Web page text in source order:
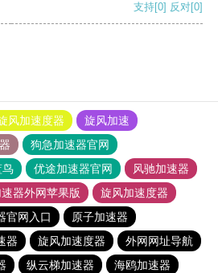
支持[0] 反对[0]
风加速度器
旋风加速
狗急加速器官网
鸟 优途加速器官网
风驰加速器
器外网苹果版
旋风加速度器
官网入口
原子加速器
器 旋风加速度器
外网网址导航
纵云梯加速器
海鸥加速器